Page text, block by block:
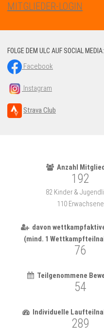
MITGLIEDER-LOGIN
FOLGE DEM ULC AUF SOCIAL MEDIA:
Facebook
Instagram
Strava Club